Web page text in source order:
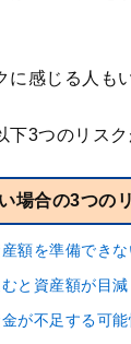
に感じる人も
下3つのリスク
場合の3つの
額を準備でき
と資産額が目
が不足する可能